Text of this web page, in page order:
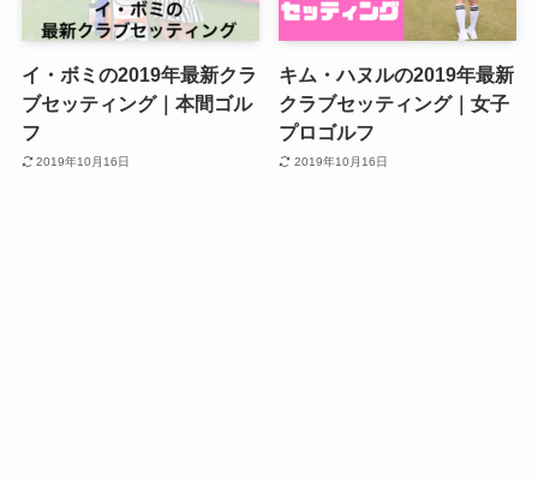
イ・ボミの2019年最新クラ
ブセッティング｜本間ゴル
フ
2019年10月16日
キム・ハヌルの2019年最新
クラブセッティング｜女子
プロゴルフ
2019年10月16日